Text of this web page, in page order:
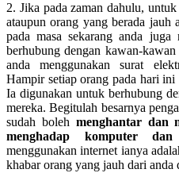
2. Jika pada zaman dahulu,
ataupun orang yang berada jauh
pada masa sekarang anda juga
berhubung dengan kawan-
anda menggunakan surat
Hampir setiap orang pada hari
Ia digunakan untuk berhubung
mereka. Begitulah besarnya
sudah boleh menghantar dan
menghadap komputer
menggunakan internet ianya
khabar orang yang jauh dari anda